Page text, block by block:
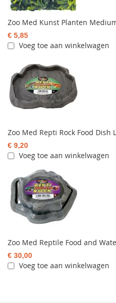
Zoo Med Kunst Planten
€ 5,85
Voeg toe aan winkelwagen
Zoo Med Repti Rock Food Dish
€ 9,20
Voeg toe aan winkelwagen
Zoo Med Reptile Food and
€ 30,00
Voeg toe aan winkelwagen